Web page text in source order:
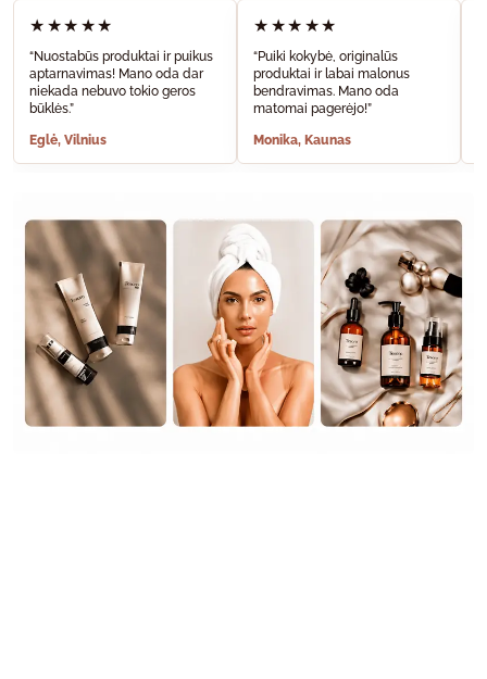
★★★★★
“Nuostabūs produktai ir puikus
aptarnavimas! Mano oda dar
niekada nebuvo tokio geros
būklės.”
Eglė, Vilnius
★★★★★
“Puiki kokybė, originalūs
produktai ir labai malonus
bendravimas. Mano oda
matomai pagerėjo!”
Monika, Kaunas